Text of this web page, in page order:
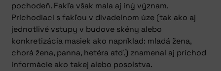
pochodeň. Fakľa však mala aj iný význam.
Príchodiaci s fakľou v divadelnom úze (tak ako aj
jednotlivé vstupy v budove skény alebo
konkretizácia masiek ako napríklad: mladá žena,
chorá žena, panna, hetéra atď.) znamenal aj príchod
informácie ako takej alebo posolstva.